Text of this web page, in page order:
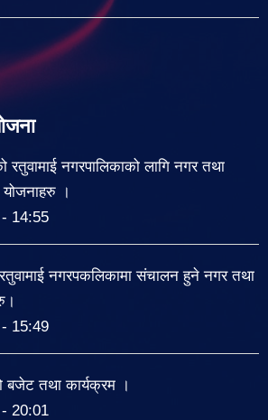
नगरपालिकाको लागि नगर तथा
।
14:55
नगरपकलिकामा संचालन हुने नगर तथा
15:49
तथा कार्यक्रम ।
20:01